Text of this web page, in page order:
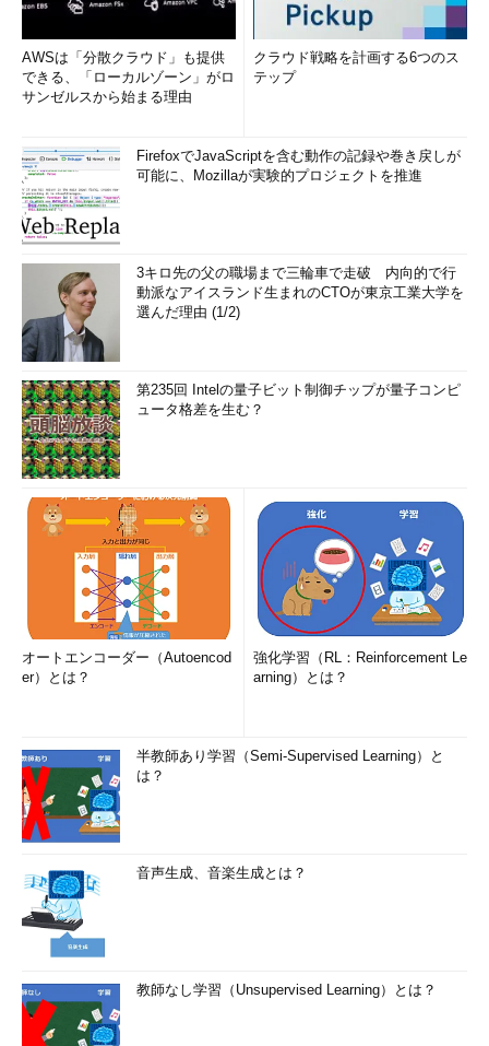
AWSは「分散クラウド」も提供
できる、「ローカルゾーン」がロ
サンゼルスから始まる理由
クラウド戦略を計画する6つのス
テップ
FirefoxでJavaScriptを含む動作の記録や巻き戻しが
可能に、Mozillaが実験的プロジェクトを推進
3キロ先の父の職場まで三輪車で走破 内向的で行
動派なアイスランド生まれのCTOが東京工業大学を
選んだ理由 (1/2)
第235回 Intelの量子ビット制御チップが量子コンピ
ュータ格差を生む？
オートエンコーダー（Autoencod
er）とは？
強化学習（RL：Reinforcement Le
arning）とは？
半教師あり学習（Semi-Supervised Learning）と
は？
音声生成、音楽生成とは？
教師なし学習（Unsupervised Learning）とは？